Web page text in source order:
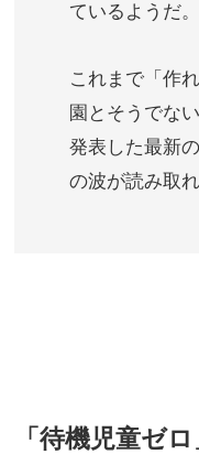
ているようだ。
これまで「作
園とそうでな
発表した最新
の波が読み取れ